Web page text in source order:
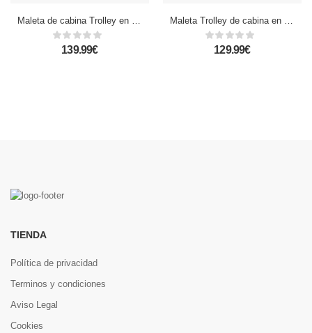
Maleta de cabina Trolley en material ligero de ABS de alta resistencia. Cerradura numérica y 4 ruedas dobles extraíbles y giratorias 360°.
139.99€
Maleta Trolley de cabina en material ligero, de ABS de alta resistencia. Cerradura numérica, 4 ruedas dobles giratorias 360°.
129.99€
TIENDA
Política de privacidad
Terminos y condiciones
Aviso Legal
Cookies